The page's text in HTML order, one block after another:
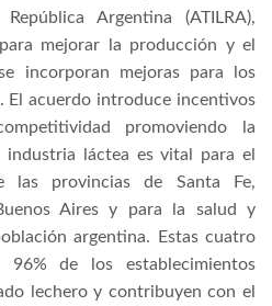
Argentina (ATILRA),
mejorar la producción y el
incorporan mejoras para los
El acuerdo introduce incentivos
promoviendo la
industria láctea es vital para el
las provincias de Santa Fe,
Aires y para la salud y
argentina. Estas cuatro
96% de los establecimientos
lechero y contribuyen con el